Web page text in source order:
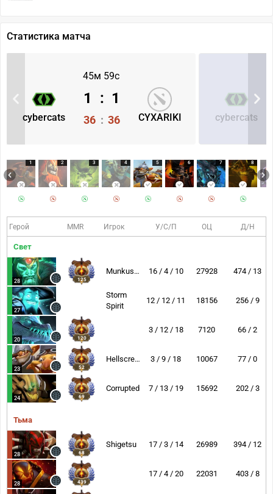
Статистика матча
45м 59с
cybercats CYXARIKI
1 : 1
36 : 36 cybercats
1 2 3 4 5 6 7 8
Герой MMR Игрок У/С/П ОЦ Д/Н
Свет
28 125
Munkushi~ 16 / 4 / 10 27928 474 / 13
27
Storm
Spirit
12 / 12 / 11 18156 256 / 9
20 120
3 / 12 / 18 7120 66 / 2
23 52
Hellscream 3 / 9 / 18 10067 77 / 0
24 69
Corrupted 7 / 13 / 19 15692 202 / 3
Тьма
28 68
Shigetsu 17 / 3 / 14 26989 394 / 12
28 439
17 / 4 / 20 22031 403 / 8